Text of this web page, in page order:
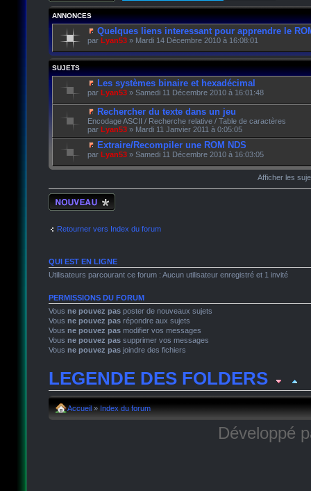
ANNONCES
Quelques liens interessant pour apprendre le
par Lyan53 » Mardi 14 Décembre 2010 à 16:08:01
SUJETS
Les systèmes binaire et hexadécimal
par Lyan53 » Samedi 11 Décembre 2010 à 16:01:48
Rechercher du texte dans un jeu
Encodage ASCII / Recherche relative / Table de caractères
par Lyan53 » Mardi 11 Janvier 2011 à 0:05:05
Extraire/Recompiler une ROM NDS
par Lyan53 » Samedi 11 Décembre 2010 à 16:03:05
Afficher les
Écrire un nouveau
sujet
Retourner vers Index du forum
QUI EST EN LIGNE
Utilisateurs parcourant ce forum : Aucun utilisateur enregistré et 1 invité
PERMISSIONS DU FORUM
Vous ne pouvez pas poster de nouveaux sujets
Vous ne pouvez pas répondre aux sujets
Vous ne pouvez pas modifier vos messages
Vous ne pouvez pas supprimer vos messages
Vous ne pouvez pas joindre des fichiers
LEGENDE DES FOLDERS
Sujet lu fermé dans
Accueil » Index du forum
Développé